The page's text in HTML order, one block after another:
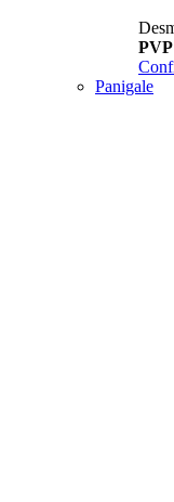
PVP
Panigale